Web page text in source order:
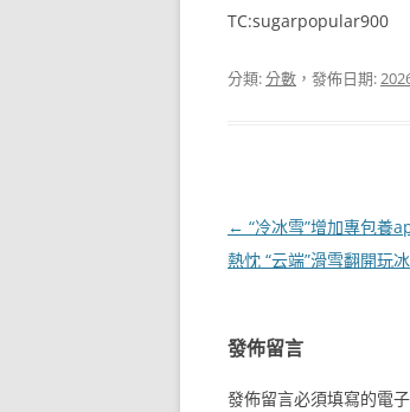
TC:sugarpopular900
分類:分數 ，發佈日期:
文
章
← “冷冰雪”增加專包養
熱忱 “云端”滑雪翻開玩
發佈留言
發佈留言必須填寫的電